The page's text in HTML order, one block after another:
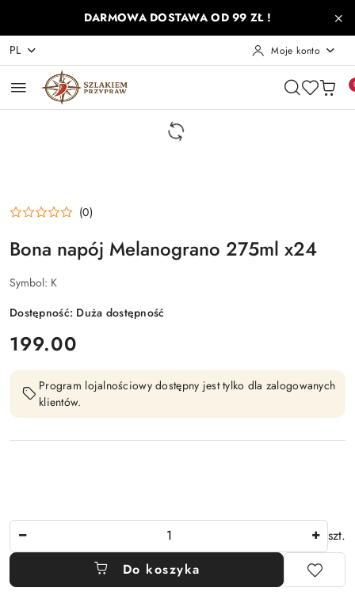
Przejdź do treści głównej
Przejdź do wyszukiwarki
Przejdź do moje konto
Przejdź do menu głównego
Przejdź do opisu produktu
Przejdź do stopkiDARMOWA DOSTAWA OD 99 ZŁ !
PL Moje konto
(0)
Bona napój Melanograno 275ml x24
Symbol: K
Dostępność: Duża dostępność
cena:
199.00
Program lojalnościowy dostępny jest tylko dla zalogowanych
klientów.
szt.
Do koszyka